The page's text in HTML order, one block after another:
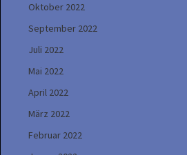
Oktober 2022
September 2022
Juli 2022
Mai 2022
April 2022
März 2022
Februar 2022